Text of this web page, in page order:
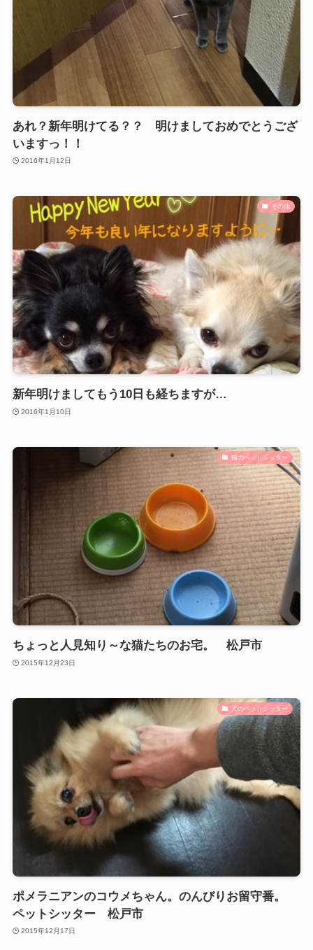
あれ？新年明けてる？？ 明けましておめでとうござ
いますっ！！
2016年1月12日
その他
新年明けましてもう10日も経ちますが…
2016年1月10日
猫のペットシッター
ちょっと人見知り～な猫たちのお宅。 松戸市
2015年12月23日
犬のペットシッター
ポメラニアンのコウメちゃん。のんびりお留守番。
ペットシッター 松戸市
2015年12月17日